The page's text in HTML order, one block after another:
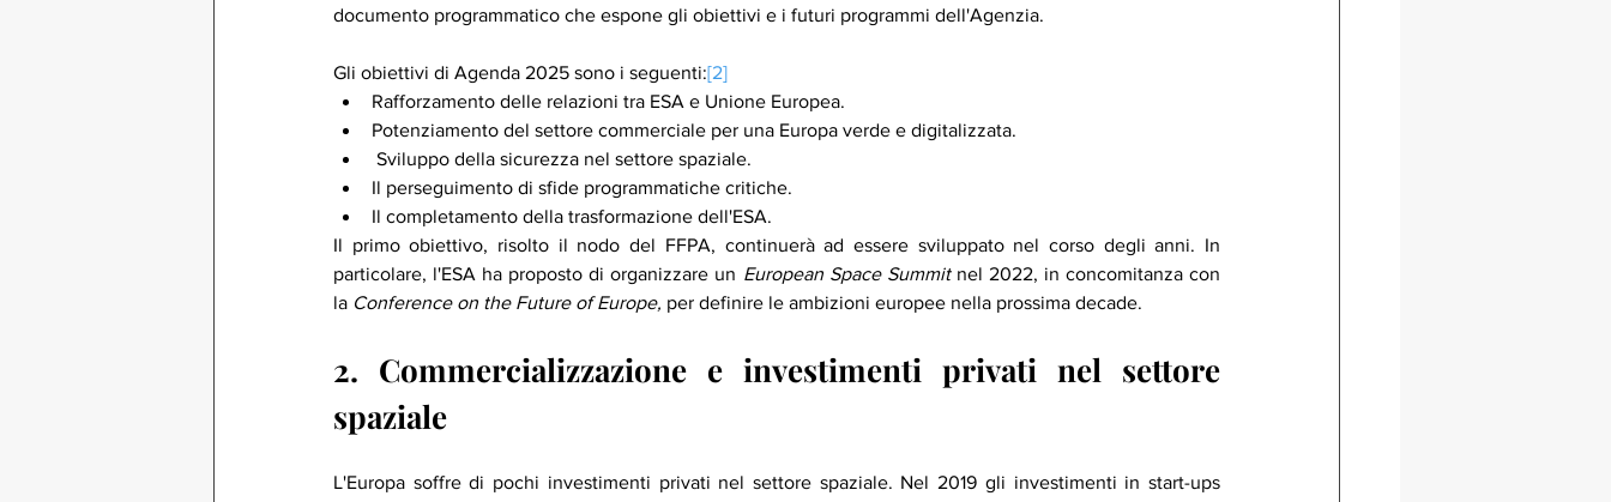
documento programmatico che espone gli obiettivi e i futuri programmi dell'Agenzia.
Gli obiettivi di Agenda 2025 sono i seguenti:[2]
Rafforzamento delle relazioni tra ESA e Unione Europea.
Potenziamento del settore commerciale per una Europa verde e digitalizzata.
Sviluppo della sicurezza nel settore spaziale.
Il perseguimento di sfide programmatiche critiche.
Il completamento della trasformazione dell'ESA.
Il primo obiettivo, risolto il nodo del FFPA, continuerà ad essere sviluppato nel corso degli anni. In
particolare, l'ESA ha proposto di organizzare un European Space Summit nel 2022, in concomitanza con
la Conference on the Future of Europe, per definire le ambizioni europee nella prossima decade.
2. Commercializzazione e investimenti privati nel settore
spaziale
L'Europa soffre di pochi investimenti privati nel settore spaziale. Nel 2019 gli investimenti in start-ups